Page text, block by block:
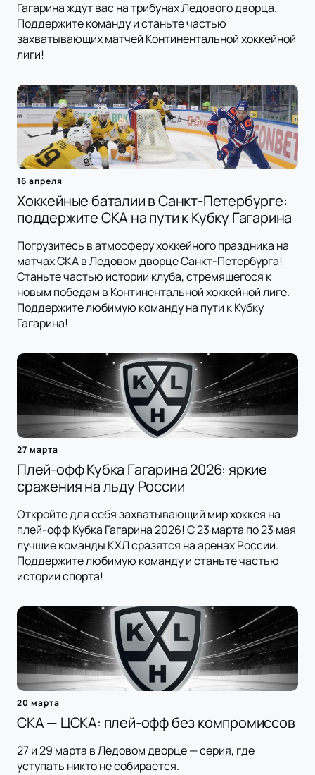
Гагарина ждут вас на трибунах Ледового дворца.
Поддержите команду и станьте частью
захватывающих матчей Континентальной хоккейной
лиги!
16 апреля
Хоккейные баталии в Санкт-Петербурге:
поддержите СКА на пути к Кубку Гагарина
Погрузитесь в атмосферу хоккейного праздника на
матчах СКА в Ледовом дворце Санкт-Петербурга!
Станьте частью истории клуба, стремящегося к
новым победам в Континентальной хоккейной лиге.
Поддержите любимую команду на пути к Кубку
Гагарина!
27 марта
Плей-офф Кубка Гагарина 2026: яркие
сражения на льду России
Откройте для себя захватывающий мир хоккея на
плей-офф Кубка Гагарина 2026! С 23 марта по 23 мая
лучшие команды КХЛ сразятся на аренах России.
Поддержите любимую команду и станьте частью
истории спорта!
20 марта
СКА — ЦСКА: плей-офф без компромиссов
27 и 29 марта в Ледовом дворце — серия, где
уступать никто не собирается.